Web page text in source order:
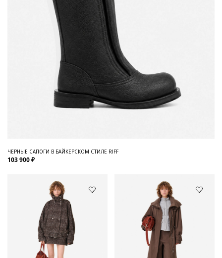
ЧЕРНЫЕ САПОГИ В БАЙКЕРСКОМ СТИЛЕ RIFF
103 900 ₽